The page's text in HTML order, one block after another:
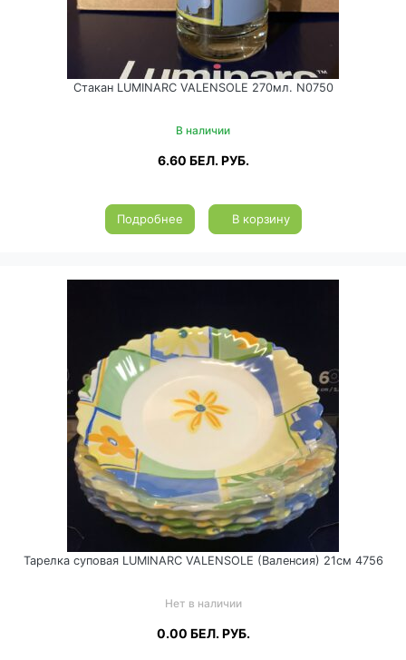
Стакан LUMINARC VALENSOLE 270мл. N0750
В наличии
6.60 БЕЛ. РУБ.
Подробнее В корзину
Тарелка суповая LUMINARC VALENSOLE (Валенсия) 21см 4756
Нет в наличии
0.00 БЕЛ. РУБ.